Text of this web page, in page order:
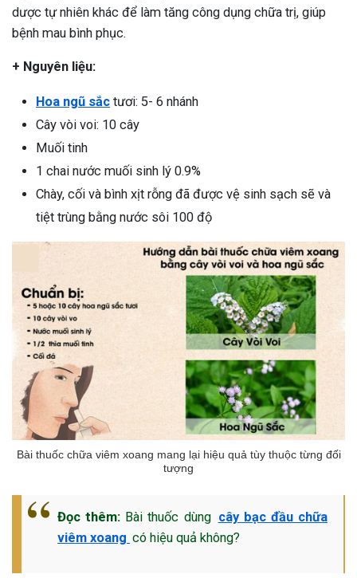
Sau Sinh Có Tự Khỏi
Thông Tin Cần Biết
sau sinh là tình trạng viêm da
phổ biến, khiến đôi bàn tay,
của chị em trở nên khô...
dược tự nhiên khác để làm tăng công dụng chữa trị, giúp
bệnh mau bình phục.
+ Nguyên liệu:
Hoa ngũ sắc tươi: 5- 6 nhánh
Cây vòi voi: 10 cây
Muối tinh
1 chai nước muối sinh lý 0.9%
Chày, cối và bình xịt rỗng đã được vệ sinh sạch sẽ và
tiệt trùng bằng nước sôi 100 độ
Bài thuốc chữa viêm xoang mang lại hiệu quả tùy thuộc từng đối
tượng
Đọc thêm: Bài thuốc dùng cây bạc đầu chữa
viêm xoang có hiệu quả không?